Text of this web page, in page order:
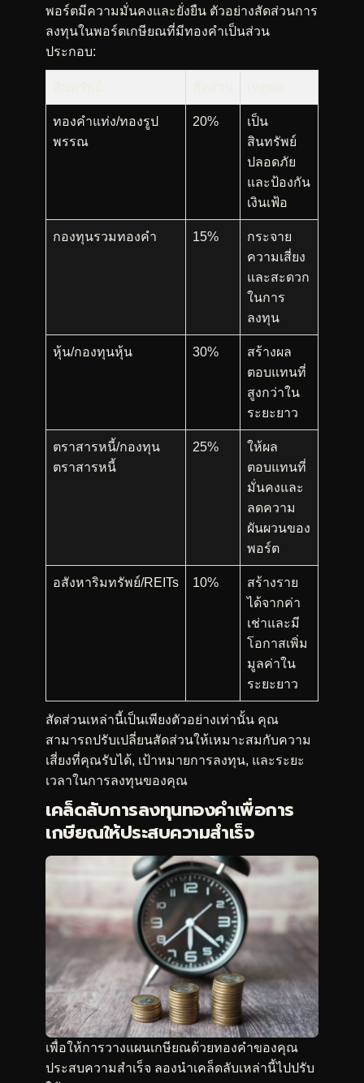
พอร์ตมีความมั่นคงและยั่งยืน ตัวอย่างสัดส่วนการ
ลงทุนในพอร์ตเกษียณที่มีทองคำเป็นส่วน
ประกอบ:
ทองคำแท่ง/ทองรูป
พรรณ
20%
เป็น
สินทรัพย์
ปลอดภัย
และป้องกัน
เงินเฟ้อ
กองทุนรวมทองคำ 15%
กระจาย
ความเสี่ยง
และสะดวก
ในการ
ลงทุน
หุ้น/กองทุนหุ้น 30%
สร้างผล
ตอบแทนที่
สูงกว่าใน
ระยะยาว
ตราสารหนี้/กองทุน
ตราสารหนี้
25%
ให้ผล
ตอบแทนที่
มั่นคงและ
ลดความ
ผันผวนของ
พอร์ต
อสังหาริมทรัพย์/REITs 10%
สร้างราย
ได้จากค่า
เช่าและมี
โอกาสเพิ่ม
มูลค่าใน
ระยะยาว
สัดส่วนเหล่านี้เป็นเพียงตัวอย่างเท่านั้น คุณ
สามารถปรับเปลี่ยนสัดส่วนให้เหมาะสมกับความ
เสี่ยงที่คุณรับได้, เป้าหมายการลงทุน, และระยะ
เวลาในการลงทุนของคุณ
เคล็ดลับการลงทุนทองคำเพื่อการ
เกษียณให้ประสบความสำเร็จ
เพื่อให้การวางแผนเกษียณด้วยทองคำของคุณ
ประสบความสำเร็จ ลองนำเคล็ดลับเหล่านี้ไปปรับ